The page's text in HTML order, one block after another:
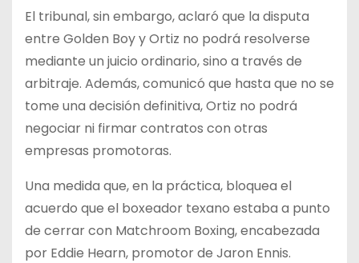
El tribunal, sin embargo, aclaró que la disputa
entre Golden Boy y Ortiz no podrá resolverse
mediante un juicio ordinario, sino a través de
arbitraje. Además, comunicó que hasta que no se
tome una decisión definitiva, Ortiz no podrá
negociar ni firmar contratos con otras
empresas promotoras.
Una medida que, en la práctica, bloquea el
acuerdo que el boxeador texano estaba a punto
de cerrar con Matchroom Boxing, encabezada
por Eddie Hearn, promotor de Jaron Ennis.